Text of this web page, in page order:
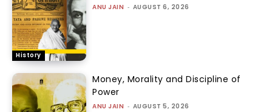
History
ANU JAIN - AUGUST 6, 2026
Money, Morality and Discipline of
Power
ANU JAIN - AUGUST 5, 2026